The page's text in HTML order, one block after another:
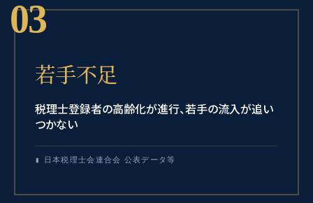
03
若手不足
税理士登録者の高齢化が進行、若手の流入が追い
つかない
▮ 日本税理士会連合会 公表データ等